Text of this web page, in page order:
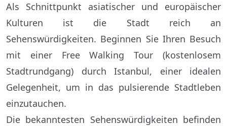
Als Schnittpunkt asiatischer und europäischer
Kulturen ist die Stadt reich an
Sehenswürdigkeiten. Beginnen Sie Ihren Besuch
mit einer Free Walking Tour (kostenlosem
Stadtrundgang) durch Istanbul, einer idealen
Gelegenheit, um in das pulsierende Stadtleben
einzutauchen.
Die bekanntesten Sehenswürdigkeiten befinden